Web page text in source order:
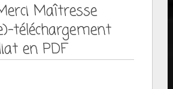
Maîtresse
téléchargement
en PDF